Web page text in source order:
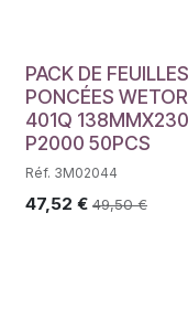
PACK DE FEUILLES
PONCÉES
401Q
P2000 50PCS
Réf. 3M02044
47,52 € 49,50€